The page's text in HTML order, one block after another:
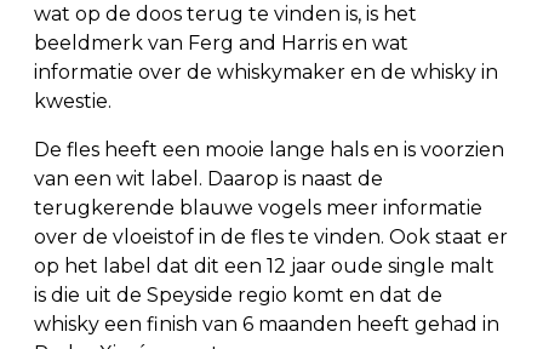
wat op de doos terug te vinden is, is het
beeldmerk van Ferg and Harris en wat
informatie over de whiskymaker en de whisky in
kwestie.
De fles heeft een mooie lange hals en is voorzien
van een wit label. Daarop is naast de
terugkerende blauwe vogels meer informatie
over de vloeistof in de fles te vinden. Ook staat er
op het label dat dit een 12 jaar oude single malt
is die uit de Speyside regio komt en dat de
whisky een finish van 6 maanden heeft gehad in